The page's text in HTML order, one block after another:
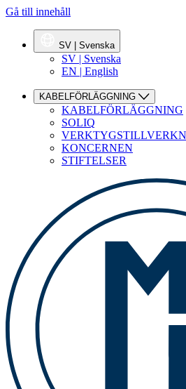
Gå till innehåll
SV | Svenska
SV | Svenska
EN | English
KABELFÖRLÄGGNING
KABELFÖRLÄGGNING
SOLIQ
KONCERNEN
STIFTELSER